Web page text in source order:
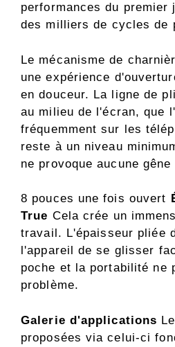
performances du premier
des milliers de cycles de
Le mécanisme de
une expérience
en douceur. La ligne de
au milieu de l'écran, que
fréquemment sur les
reste à un niveau
ne provoque aucune
8 pouces une fois ouvert
True Cela crée un
travail. L'épaisseur pliée
l'appareil de se glisser
poche et la portabilité ne
problème.
Galerie d'applications
proposées via celui-ci